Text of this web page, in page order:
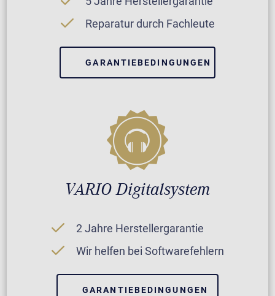
Reparatur durch Fachleute
GARANTIEBEDINGUNGEN
VARIO Digitalsystem
2 Jahre Herstellergarantie
Wir helfen bei Softwarefehlern
GARANTIEBEDINGUNGEN